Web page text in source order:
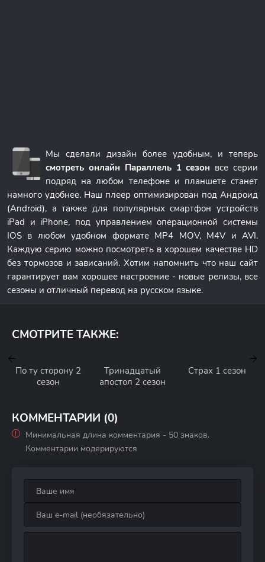
Мы сделали дизайн более удобным, и теперь
смотреть онлайн Параллель 1 сезон все серии
подряд на любом телефоне и планшете станет
намного удобнее. Наш плеер оптимизирован под Андроид
(Android), а также для популярных смартфон устройств
iPad и iPhone, под управлением операционной системы
IOS в любом удобном формате MP4 MOV, M4V и AVI.
Каждую серию можно посмотреть в хорошем качестве HD
без тормозов и зависаний. Хотим напомнить что наш сайт
гарантирует вам хорошее настроение - новые релизы, все
сезоны и отличный перевод на русском языке.
СМОТРИТЕ ТАКЖЕ:
По ту сторону 2
сезон
Тринадцатый
апостол 2 сезон
Страх 1 сезон
КОММЕНТАРИИ (0)
Минимальная длина комментария - 50 знаков.
Комментарии модерируются